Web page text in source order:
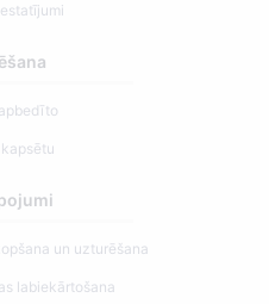
un uzturēšana
labiekārtošana